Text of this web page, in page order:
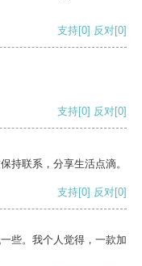
支持[0] 反对[0]
支持[0] 反对[0]
持联系，分享生活点滴。
支持[0] 反对[0]
些。我个人觉得，一款加